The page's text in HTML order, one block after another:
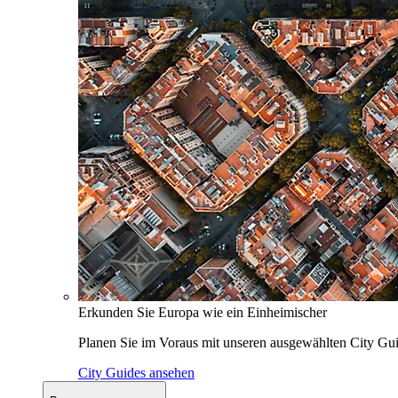
Erkunden Sie Europa wie ein Einheimischer
Planen Sie im Voraus mit unseren ausgewählten City
City Guides ansehen